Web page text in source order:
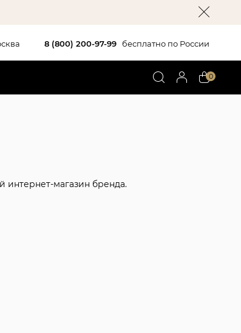
8 (800) 200-97-99 бесплатно по России
0
интернет-магазин бренда.